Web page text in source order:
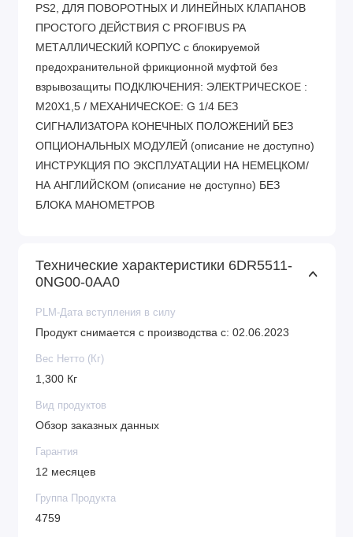
PS2, ДЛЯ ПОВОРОТНЫХ И ЛИНЕЙНЫХ КЛАПАНОВ
ПРОСТОГО ДЕЙСТВИЯ С PROFIBUS PA
МЕТАЛЛИЧЕСКИЙ КОРПУС с блокируемой
предохранительной фрикционной муфтой без
взрывозащиты ПОДКЛЮЧЕНИЯ: ЭЛЕКТРИЧЕСКОЕ :
M20X1,5 / МЕХАНИЧЕСКОЕ: G 1/4 БЕЗ
СИГНАЛИЗАТОРА КОНЕЧНЫХ ПОЛОЖЕНИЙ БЕЗ
ОПЦИОНАЛЬНЫХ МОДУЛЕЙ (описание не доступно)
ИНСТРУКЦИЯ ПО ЭКСПЛУАТАЦИИ НА НЕМЕЦКОМ/
НА АНГЛИЙСКОМ (описание не доступно) БЕЗ
БЛОКА МАНОМЕТРОВ
Технические характеристики 6DR5511-
0NG00-0AA0
PLM-Дата вступления в силу
Продукт снимается с производства с: 02.06.2023
Вес Нетто (Кг)
1,300 Кг
Вид продуктов
Обзор заказных данных
Гарантия
12 месяцев
Группа Продукта
4759